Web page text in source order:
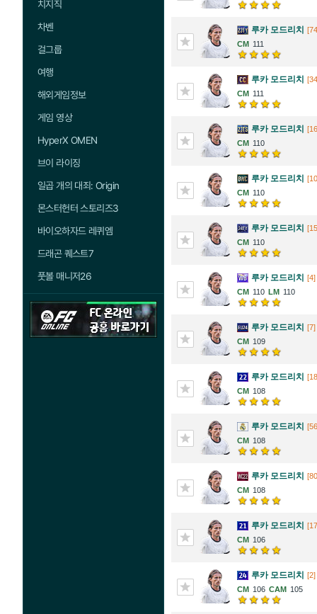
치지직
차벤
걸그룹
여행
해외게임정보
게임 영상
HyperX OMEN
브이 라이징
일곱 개의 대죄: Origin
몬스터헌터 스토리즈3
바이오하자드 레퀴엠
드래곤 퀘스트7
풋볼 매니저26
루카 모드리치
111
루카 모드리치
111
루카 모드리치
110
루카 모드리치
110
루카 모드리치
110
루카 모드리치
[4]
110
110
루카 모드리치
[7]
109
루카 모드리치
108
루카 모드리치
108
루카 모드리치
108
루카 모드리치
106
루카 모드리치
[2]
106
105